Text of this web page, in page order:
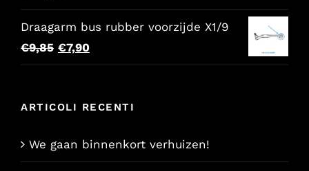
Draagarm bus rubber voorzijde X1/9
€9,85 Il
prezzo
era:
€7,90Il
prezzo
è:
ARTICOLI RECENTI
We gaan binnenkort verhuizen!